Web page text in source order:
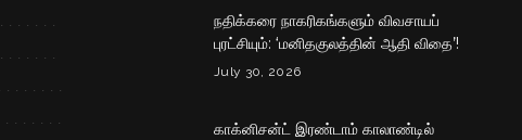
நதிக்கரை நாகரிகங்களும் விவசாயப்
புரட்சியும்: ‘மனிதகுலத்தின் ஆதி விதை’!
July 30, 2026
காக்னிசன்ட் இரண்டாம் காலாண்டில்